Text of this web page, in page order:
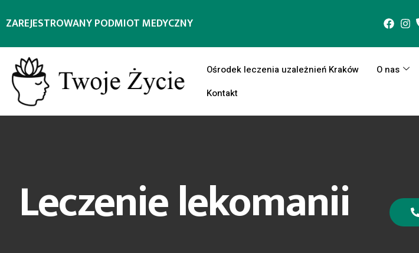
ZAREJESTROWANY PODMIOT MEDYCZNY
Ośrodek leczenia uzależnień Kraków O nas
Kontakt
Leczenie lekomanii